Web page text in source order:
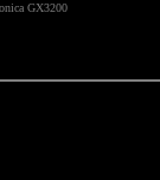
GX3200